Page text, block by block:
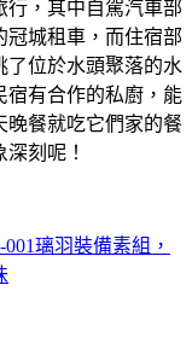
行，其中自駕汽車部
冠城租車，而住宿部
了位於水頭聚落的水
宿有合作的私廚，能
晚餐就吃它們家的餐
刻呢！
璃羽裝備素組，